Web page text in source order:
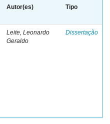
Autor(es) Tipo
Leite, Leonardo
Geraldo
Dissertação